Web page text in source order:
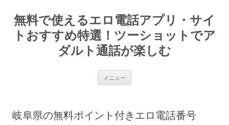
テ
ン
ツ
無料で使えるエロ電話アプリ・サイ
トおすすめ特選！ツーショットでア
ダルト通話が楽しむ
メニュー
岐阜県の無料ポイント付きエロ電話番号